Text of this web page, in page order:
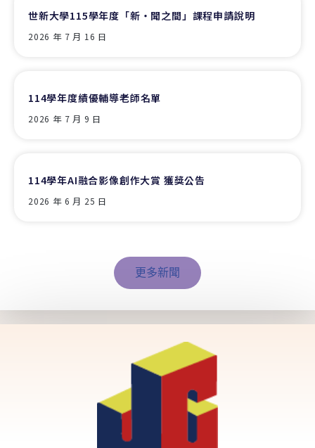
世新大學115學年度「新‧聞之間」課程申請說明
2026 年 7 月 16 日
114學年度績優輔導老師名單
2026 年 7 月 9 日
114學年AI融合影像創作大賞 獲獎公告
2026 年 6 月 25 日
更多新聞